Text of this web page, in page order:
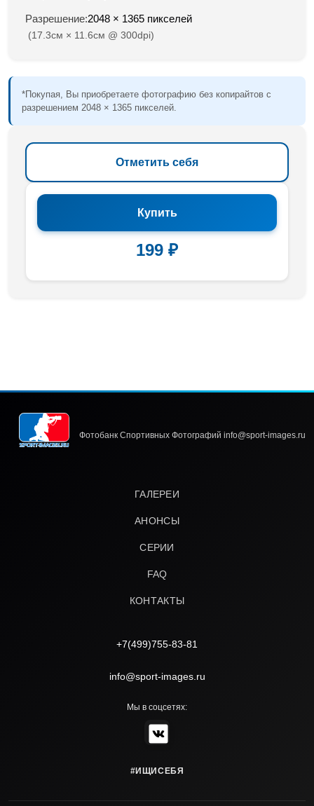
Разрешение:2048 × 1365 пикселей
(17.3см × 11.6см @ 300dpi)
*Покупая, Вы приобретаете фотографию без копирайтов с
разрешением 2048 × 1365 пикселей.
Отметить себя
Купить
199 ₽
Фотобанк Спортивных Фотографий info@sport-images.ru
ГАЛЕРЕИ
АНОНСЫ
СЕРИИ
FAQ
КОНТАКТЫ
+7(499)755-83-81
info@sport-images.ru
Мы в соцсетях:
#ИЩИСЕБЯ